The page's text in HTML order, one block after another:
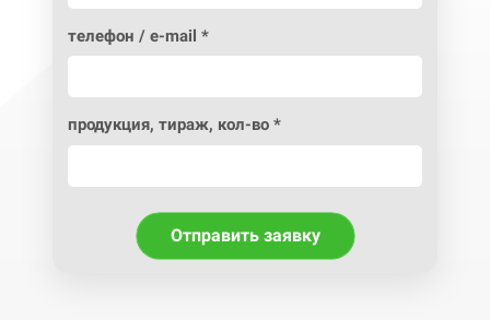
телефон / e-mail *
продукция, тираж, кол-во *
Отправить заявку